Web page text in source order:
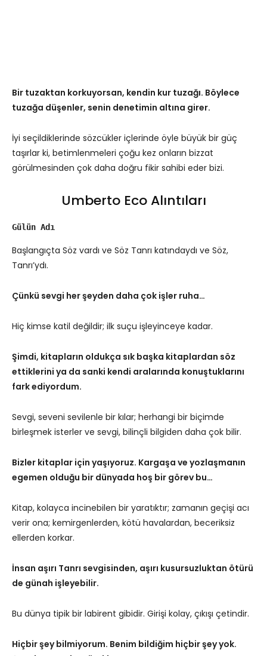
Bir tuzaktan korkuyorsan, kendin kur tuzağı. Böylece
tuzağa düşenler, senin denetimin altına girer.
İyi seçildiklerinde sözcükler içlerinde öyle büyük bir güç
taşırlar ki, betimlenmeleri çoğu kez onların bizzat
görülmesinden çok daha doğru fikir sahibi eder bizi.
Umberto Eco Alıntıları
Gülün Adı
Başlangıçta Söz vardı ve Söz Tanrı katındaydı ve Söz,
Tanrı’ydı.
Çünkü sevgi her şeyden daha çok işler ruha…
Hiç kimse katil değildir; ilk suçu işleyinceye kadar.
Şimdi, kitapların oldukça sık başka kitaplardan söz
ettiklerini ya da sanki kendi aralarında konuştuklarını
fark ediyordum.
Sevgi, seveni sevilenle bir kılar; herhangi bir biçimde
birleşmek isterler ve sevgi, bilinçli bilgiden daha çok bilir.
Bizler kitaplar için yaşıyoruz. Kargaşa ve yozlaşmanın
egemen olduğu bir dünyada hoş bir görev bu…
Kitap, kolayca incinebilen bir yaratıktır; zamanın geçişi acı
verir ona; kemirgenlerden, kötü havalardan, beceriksiz
ellerden korkar.
İnsan aşırı Tanrı sevgisinden, aşırı kusursuzluktan ötürü
de günah işleyebilir.
Bu dünya tipik bir labirent gibidir. Girişi kolay, çıkışı çetindir.
Hiçbir şey bilmiyorum. Benim bildiğim hiçbir şey yok.